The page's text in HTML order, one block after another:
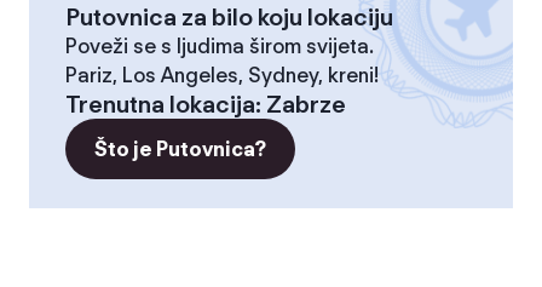
Putovnica za bilo koju lokaciju
Poveži se s ljudima širom svijeta.
Pariz, Los Angeles, Sydney, kreni!
Trenutna lokacija: Zabrze
Što je Putovnica?